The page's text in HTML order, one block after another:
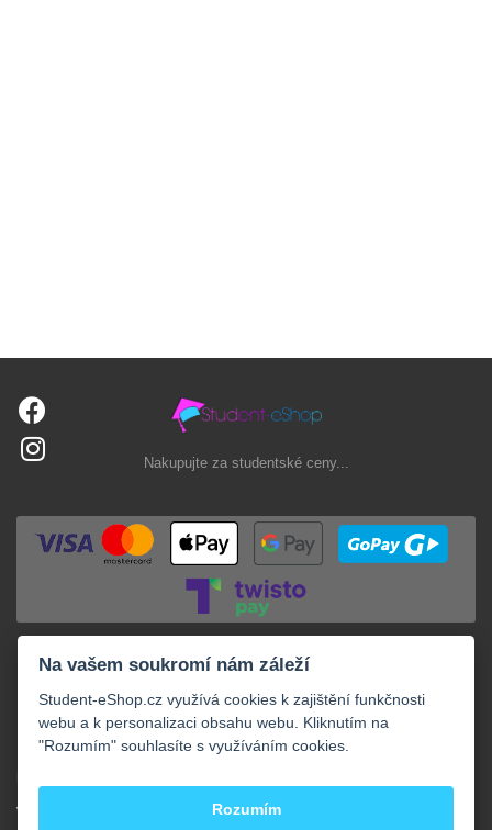
Nakupujte za studentské ceny...
VAŠE OBJEDNÁVKY
Na vašem soukromí nám záleží
Student-eShop.cz využívá cookies k zajištění funkčnosti
webu a k personalizaci obsahu webu. Kliknutím na
"Rozumím" souhlasíte s využíváním cookies.
Rozumím